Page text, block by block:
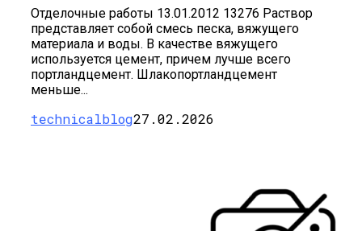
Отделочные работы 13.01.2012 13276 Раствор
представляет собой смесь песка, вяжущего
материала и воды. В качестве вяжущего
используется цемент, причем лучше всего
портландцемент. Шлакопортландцемент
меньше...
technicalblog27.02.2026